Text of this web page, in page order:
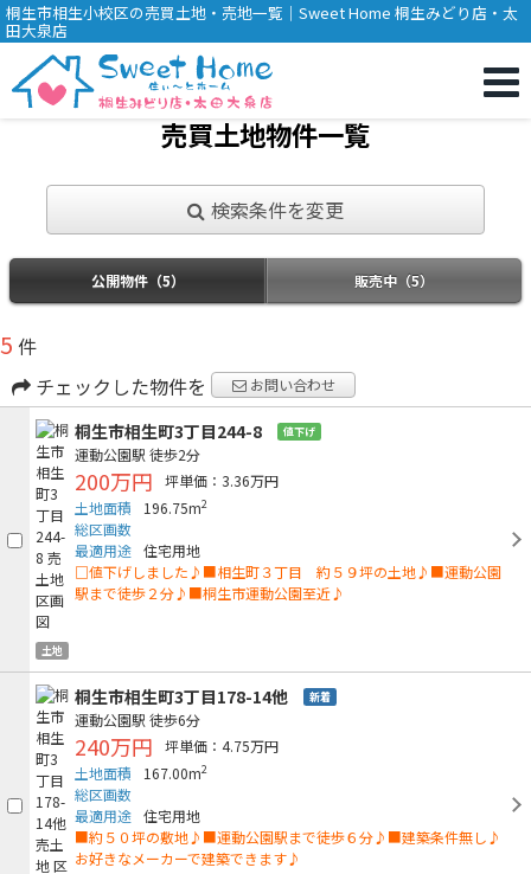
桐生市相生小校区の売買土地・売地一覧｜Sweet Home 桐生みどり店・太
田大泉店
売買土地物件一覧
検索条件を変更
公開物件（5） 販売中（5）
5 件
チェックした物件を
お問い合わせ
土地
桐生市相生町3丁目244-8 値下げ
運動公園駅 徒歩2分
200万円
坪単価：3.36万円
土地面積
196.75m2
総区画数
最適用途 住宅用地
□値下げしました♪■相生町３丁目 約５９坪の土地♪■運動公園
駅まで徒歩２分♪■桐生市運動公園至近♪
桐生市相生町3丁目178-14他 新着
運動公園駅 徒歩6分
240万円
坪単価：4.75万円
土地面積
167.00m2
総区画数
最適用途 住宅用地
■約５０坪の敷地♪■運動公園駅まで徒歩６分♪■建築条件無し♪
お好きなメーカーで建築できます♪